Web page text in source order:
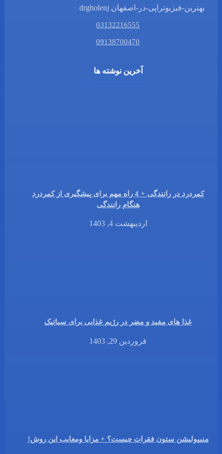
بهترین-فیزیوتراپی-در-اصفهان drgholenj
03132216555
09138700470
آخرین نوشته ها
کمردرد در رانندگی + 4 راه مهم برای پیشگیری از کمردرد
هنگام رانندگی
اردیبهشت 4, 1403
غذا های مفید و مضر در رژیم غذایی برای سیاتیک
فروردین 29, 1403
منیپولیشن ستون فقرات چیست؟ + مزایا ومعایب این روش!